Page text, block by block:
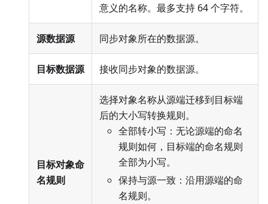
意义的名称。最多支持 64 个字符。
源数据源 同步对象所在的数据源。
目标数据源 接收同步对象的数据源。
目标对象命
名规则
选择对象名称从源端迁移到目标端
后的大小写转换规则。
全部转小写：无论源端的命名
规则如何，目标端的命名规则
全部为小写。
保持与源一致：沿用源端的命
名规则。